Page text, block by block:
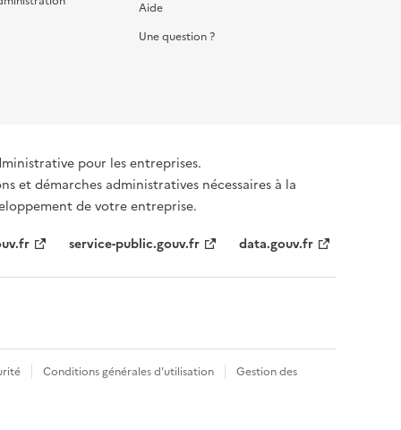
Aide
Une question ?
pour les entreprises.
et démarches administratives nécessaires à la
de votre entreprise.
service-public.gouv.fr data.gouv.fr
Conditions générales d'utilisation
Gestion des